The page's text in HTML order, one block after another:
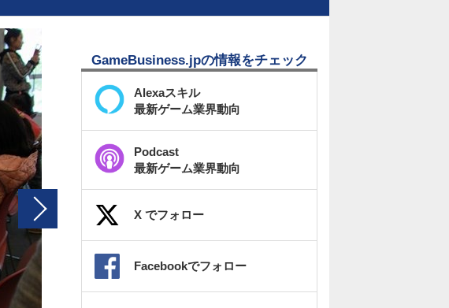
GameBusiness.jpの情報をチェック
Alexaスキル
最新ゲーム業界動向
Podcast
最新ゲーム業界動向
X でフォロー
Facebookでフォロー